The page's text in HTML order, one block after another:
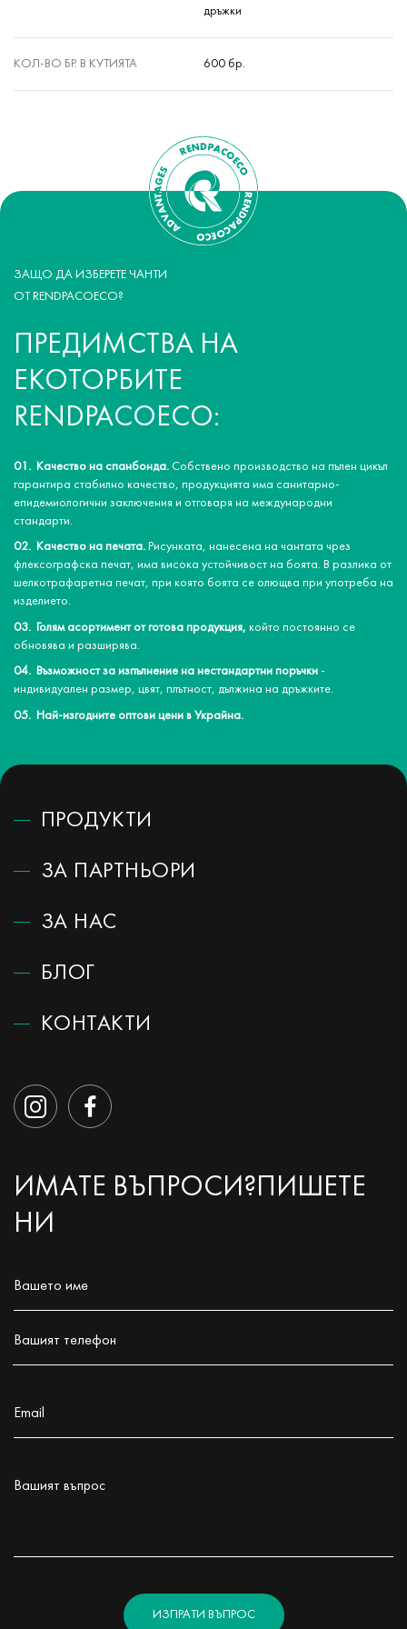
дръжки
КОЛ-ВО БР. В КУТИЯТА 600 бр.
ЗАЩО ДА ИЗБЕРЕТЕ ЧАНТИ
ОТ RENDPACOECO?
ПРЕДИМСТВА НА
ЕКОТОРБИТЕ
RENDPACOECO:
Качество на спанбонда.Собствено производство на пълен цикъл
гарантира стабилно качество, продукцията има санитарно-
епидемиологични заключения и отговаря на международни
стандарти.
Качество на печата.Рисунката, нанесена на чантата чрез
флексографска печат, има висока устойчивост на боята. В разлика от
шелкотрафаретна печат, при която боята се олющва при употреба на
изделието.
Голям асортимент от готова продукция, който постоянно се
обновява и разширява.
Възможност за изпълнение на нестандартни поръчки-
индивидуален размер, цвят, плътност, дължина на дръжките.
Най-изгодните оптови цени в Украйна.
ПРОДУКТИ
ЗА ПАРТНЬОРИ
ЗА НАС
БЛОГ
КОНТАКТИ
ИМАТЕ ВЪПРОСИ? ПИШЕТЕ
НИ
Вашето име
Вашият телефон
Email
Вашият въпрос
ИЗПРАТИ ВЪПРОС